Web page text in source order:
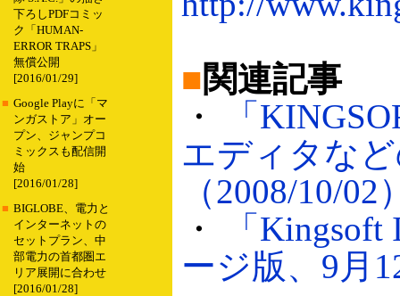
下ろしPDFコミッ
ク「HUMAN-
ERROR TRAPS」
無償公開
[2016/01/29]
■ Google Playに「マ
ンガストア」オー
プン、ジャンプコ
ミックスも配信開
始
[2016/01/28]
■ BIGLOBE、電力と
インターネットの
セットプラン、中
部電力の首都圏エ
リア展開に合わせ
[2016/01/28]
■関連記事
・
「
エディタな
（2008/10/02
・
「
ージ版、9月